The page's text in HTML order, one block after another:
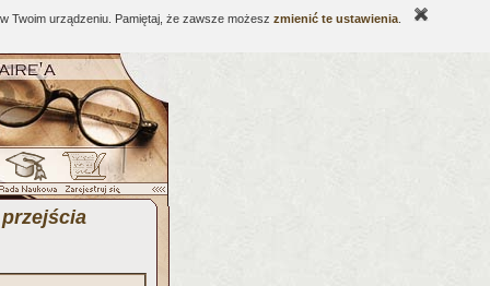
Twoim urządzeniu. Pamiętaj, że zawsze możesz zmienić te ustawienia